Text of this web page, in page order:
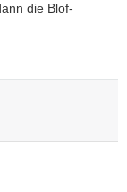
die Blof-